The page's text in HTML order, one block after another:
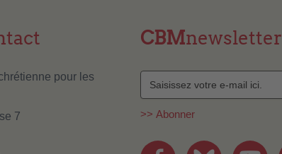
pour les
7
CBMnewsletter
>> Abonner